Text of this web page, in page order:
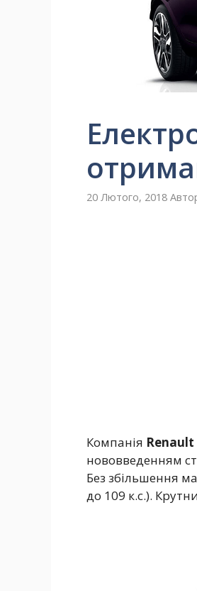
20 Лютого, 2018
Компанія Renault
нововведенням
Без збільшення
до 109 к.с.).